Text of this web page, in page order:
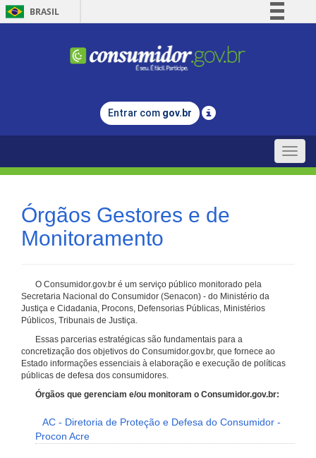
BRASIL
Comunica BR
Legislação
Entrar com gov.br
Toggle
Órgãos Gestores e de
Monitoramento
O Consumidor.gov.br é um serviço público monitorado pela
Secretaria Nacional do Consumidor (Senacon) - do Ministério da
Justiça e Cidadania, Procons, Defensorias Públicas, Ministérios
Públicos, Tribunais de Justiça.
Essas parcerias estratégicas são fundamentais para a
concretização dos objetivos do Consumidor.gov.br, que fornece ao
Estado informações essenciais à elaboração e execução de políticas
públicas de defesa dos consumidores.
Órgãos que gerenciam e/ou monitoram o Consumidor.gov.br:
AC - Diretoria de Proteção e Defesa do Consumidor -
Procon Acre